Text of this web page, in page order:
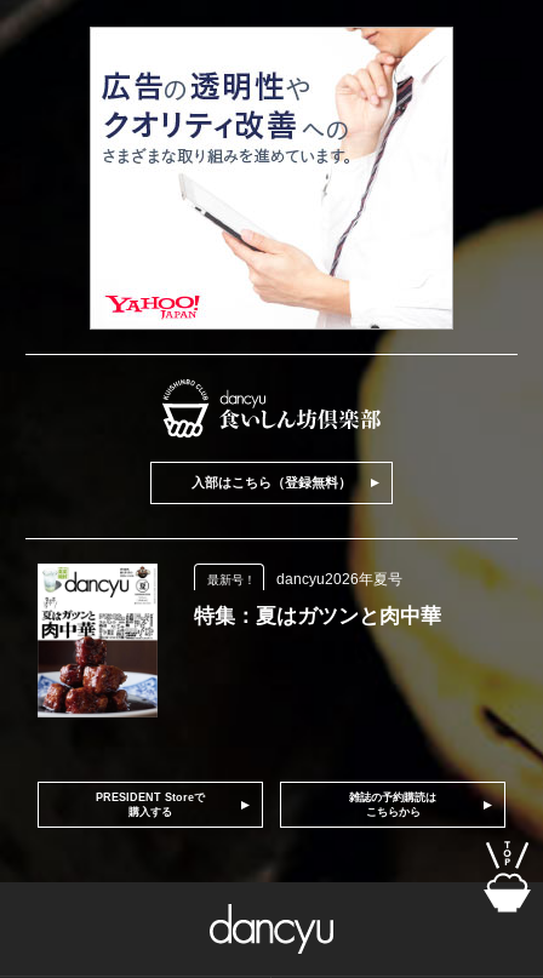
入部はこちら（登録無料）
最新号！ dancyu2026年夏号
特集：夏はガツンと肉中華
PRESIDENT Storeで
購入する
雑誌の予約購読は
こちらから